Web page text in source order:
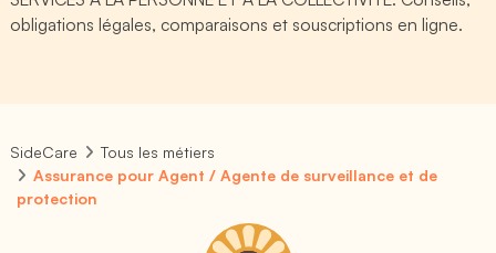
obligations légales, comparaisons et souscriptions en ligne.
SideCare
Tous les métiers
Assurance pour Agent / Agente de surveillance et de
protection